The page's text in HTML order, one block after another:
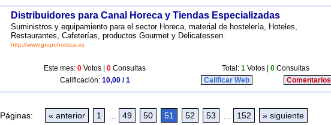
Distribuidores para Canal Horeca y Tiendas Especializadas
Suministros y equipamiento para el sector Horeca, material de hostelería, Hoteles,
Restaurantes, Cafeterías, productos Gourmet y Delicatessen.
http://www.grupohoreca.es
Este mes: 0 Votos | 0 Consultas Total: 1 Votos | 0 Consultas
Calificación: 10,00 / 1 Calificar Web Comentarios
Páginas: « anterior 1 49 50 51 52 53 152 » siguiente